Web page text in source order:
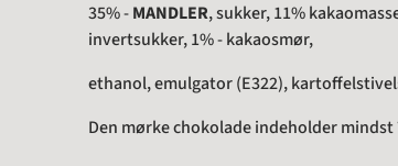
35% -MANDLER, sukker, 11%
invertsukker, 1% - kakaosmør,
ethanol, emulgator (E322),
Den mørke chokolade indeholder